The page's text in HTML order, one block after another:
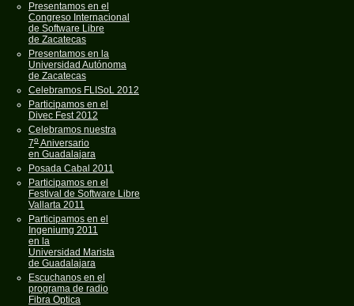
Presentamos en el
Congreso Internacional
de Software Libre
de Zacatecas
Presentamos en la
Universidad Autónoma
de Zacatecas
Celebramos FLISoL 2012
Participamos en el
Divec Fest 2012
Celebramos nuestra
7oAniversario
en Guadalajara
Posada Cabal 2011
Participamos en el
Festival de Software Libre
Vallarta 2011
Participamos en el
Ingeniumg 2011
en la
Universidad Marista
de Guadalajara
Escuchanos en el
programa de radio
Fibra Optica